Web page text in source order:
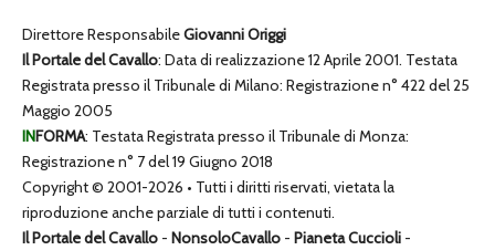
Direttore ResponsabileGiovanni Origgi
Il Portale del Cavallo: Data di realizzazione 12 Aprile 2001. Testata
Registrata presso il Tribunale di Milano: Registrazione n° 422 del 25
Maggio 2005
INFORMA: Testata Registrata presso il Tribunale di Monza:
Registrazione n° 7 del 19 Giugno 2018
Copyright © 2001-2026 • Tutti i diritti riservati, vietata la
riproduzione anche parziale di tutti i contenuti.
Il Portale del Cavallo - NonsoloCavallo - Pianeta Cuccioli -